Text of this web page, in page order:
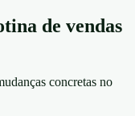
de vendas
concretas no